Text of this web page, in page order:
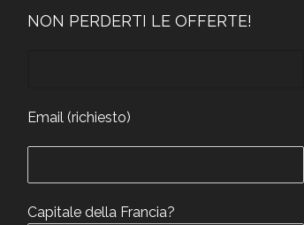
NON PERDERTI LE OFFERTE!
Email (richiesto)
Capitale della Francia?